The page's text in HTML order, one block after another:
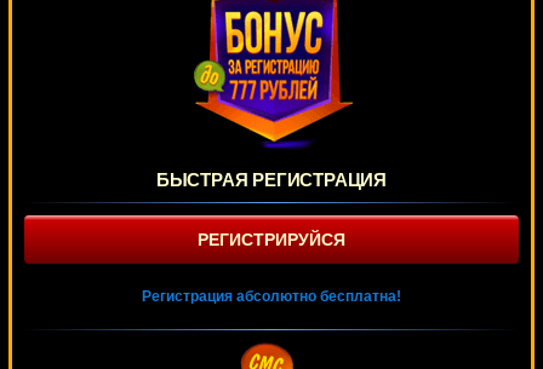
БЫСТРАЯ РЕГИСТРАЦИЯ
РЕГИСТРИРУЙСЯ
Регистрация абсолютно бесплатна!